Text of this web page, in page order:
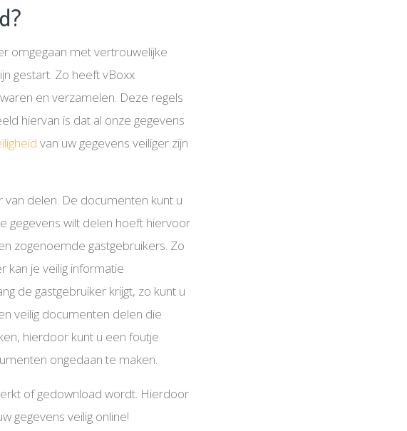
omgegaan met vertrouwelijke
gestart. Zo heeft vBoxx
en verzamelen. Deze regels
hiervan is dat al onze gegevens
van uw gegevens veiliger zijn
delen. De documenten kunt u
gegevens wilt delen hoeft hiervoor
zogenoemde gastgebruikers. Zo
kan je veilig informatie
de gastgebruiker krijgt, zo kunt u
veilig documenten delen die
hierdoor kunt u een foutje
ongedaan te maken.
of gedownload wordt. Hierdoor
gegevens veilig online!